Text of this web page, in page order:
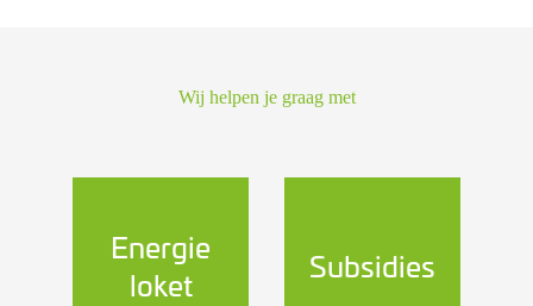
Wij helpen je graag met
Energie
loket
Subsidies